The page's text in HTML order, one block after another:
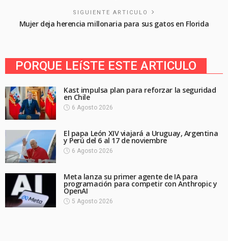
SIGUIENTE ARTICULO
Mujer deja herencia millonaria para sus gatos en Florida
PORQUE LEíSTE ESTE ARTICULO
Kast impulsa plan para reforzar la seguridad
en Chile
6 Agosto 2026
El papa León XIV viajará a Uruguay, Argentina
y Perú del 6 al 17 de noviembre
6 Agosto 2026
Meta lanza su primer agente de IA para
programación para competir con Anthropic y
OpenAI
5 Agosto 2026